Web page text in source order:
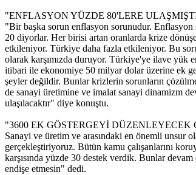
"ENFLASYON YÜZDE 80'LERE
"Bir başka sorun enflasyon sorunudur.
20 diyorlar. Her birisi artan oranlarda krize
etkileniyor. Türkiye daha fazla etkileniyor. Bu
olarak karşımızda duruyor. Türkiye'ye ilave yük
itibari ile ekonomiye 50 milyar dolar üzerine ek
şeyler değildir. Bunlar krizlerin sorunların
de sanayi üretimine ve imalat sanayi dinamizm
ulaşılacaktır" diye konuştu.
"3600 EK GÖSTERGEYİ
Sanayi ve üretim ve arasındaki en önemli unsur
gerçekleştiriyoruz. Bütün kamu çalışanlarını
karşısında yüzde 30 destek verdik. Bunlar
endişe etmesin" dedi.